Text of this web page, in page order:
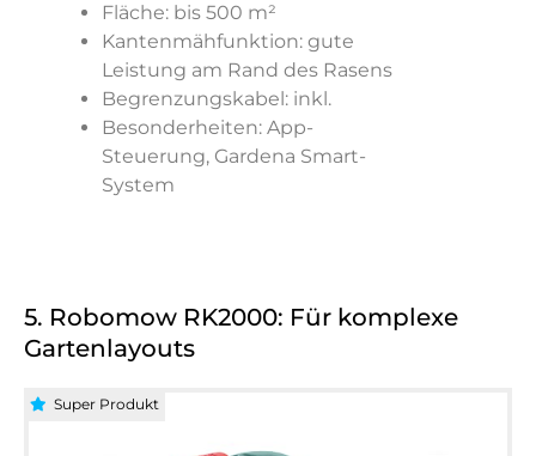
Fläche: bis 500 m²
Kantenmähfunktion: gute
Leistung am Rand des Rasens
Begrenzungskabel: inkl.
Besonderheiten: App-
Steuerung, Gardena Smart-
System
5. Robomow RK2000: Für komplexe
Gartenlayouts
Super Produkt